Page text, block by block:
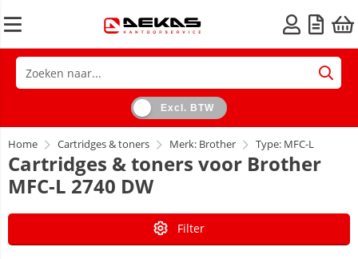
Excl. BTW
Home Cartridges & toners Merk: Brother Type: MFC-L
Cartridges & toners voor Brother
MFC-L 2740 DW
Filter